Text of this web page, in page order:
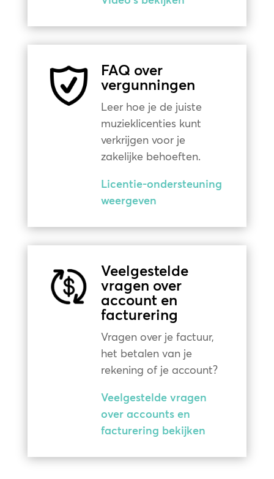
FAQ over
vergunningen
Leer hoe je de juiste
muzieklicenties kunt
verkrijgen voor je
zakelijke behoeften.
Licentie-ondersteuning
weergeven
Veelgestelde
vragen over
account en
facturering
Vragen over je factuur,
het betalen van je
rekening of je account?
Veelgestelde vragen
over accounts en
facturering bekijken